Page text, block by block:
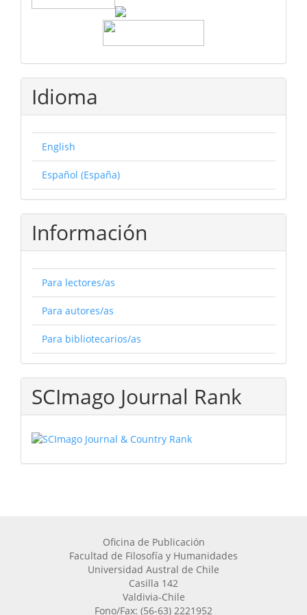
Idioma
English
Español (España)
Información
Para lectores/as
Para autores/as
Para bibliotecarios/as
SCImago Journal Rank
Oficina de Publicación
Facultad de Filosofía y Humanidades
Universidad Austral de Chile
Casilla 142
Valdivia-Chile
Fono/Fax: (56-63) 2221952